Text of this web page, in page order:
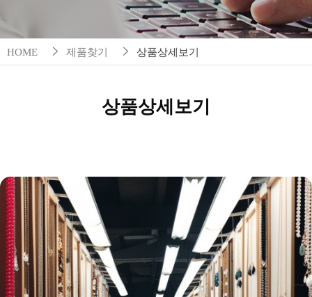
HOME 제품찾기 상품상세보기
상품상세보기